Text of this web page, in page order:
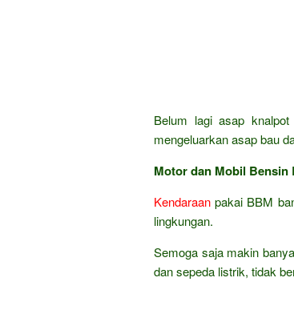
Belum lagi asap
mengeluarkan asap bau
Motor dan Mobil Bensin
Kendaraan pakai BBM
lingkungan.
Semoga saja makin
dan sepeda listrik, tidak